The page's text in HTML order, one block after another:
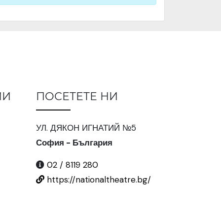
ПОСЕТЕТЕ НИ
УЛ. ДЯКОН ИГНАТИЙ №5
София - България
02 / 8119 280
https://nationaltheatre.bg/